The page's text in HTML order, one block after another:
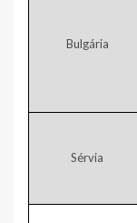
Bulgária
Sérvia